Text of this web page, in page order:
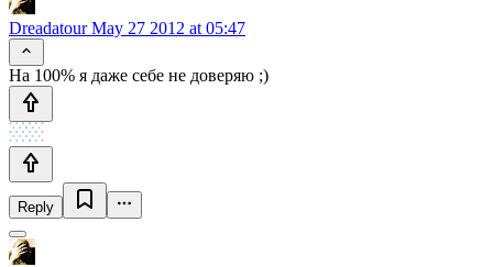
DreadatourMay 27 2012 at 05:47
На 100% я даже себе не доверяю ;)
Reply